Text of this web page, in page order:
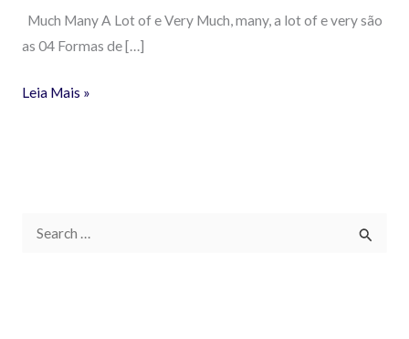
Much Many A Lot of e Very Much, many, a lot of e very são
as 04 Formas de […]
Leia Mais »